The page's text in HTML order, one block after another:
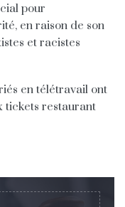
pour
en raison de son
et racistes
en télétravail ont
tickets restaurant